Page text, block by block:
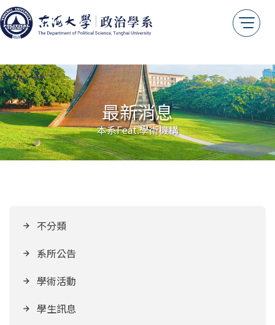
最新消息
本系Feat.學術機構
不分類
系所公告
學術活動
學生訊息